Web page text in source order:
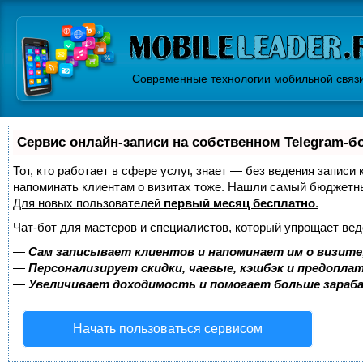
Современные технологии мобильной
Сервис онлайн-записи на собственном Telegram-
Тот, кто работает в сфере услуг, знает — без ведения
напоминать клиентам о визитах тоже. Нашли самый
Для новых пользователей первый месяц бесплатно.
Чат-бот для мастеров и специалистов, который упрощает
— Сам записывает клиентов и напоминает им о
— Персонализирует скидки, чаевые, кэшбэк и
— Увеличивает доходимость и помогает больше
Начать пользоваться сервисом